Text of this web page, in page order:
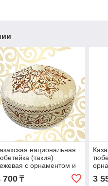
национальная
(такия)
с орнаментом и
700₸ 3